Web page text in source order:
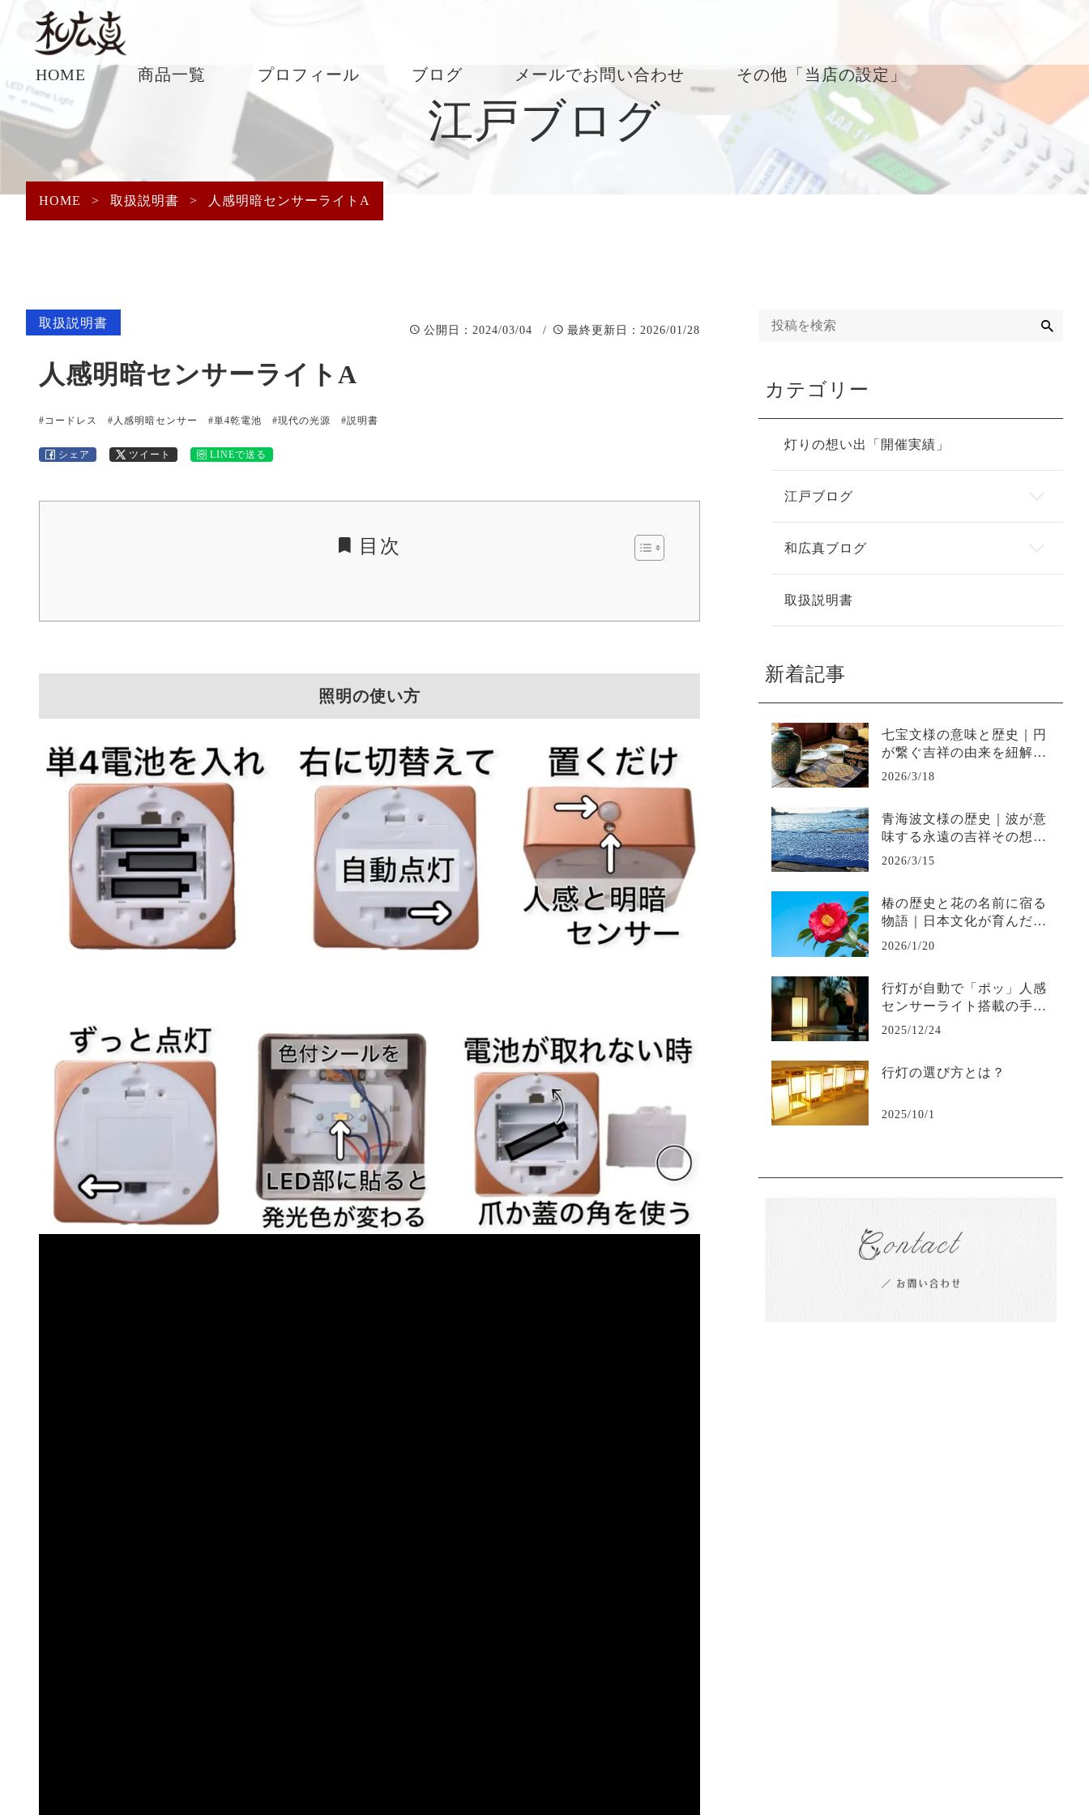
HOME 商品一覧 プロフィール ブログ
素材の昔話し
江戸に咲く花
メールでお問い合わせ その他「当店の設定」
「法人様」のお届け
当店の梱包について
江戸ブログ
HOME > 取扱説明書 > 人感明暗センサーライトA
取扱説明書
公開日 ：2024/03/04 / 最終更新日 ：2026/01/28
人感明暗センサーライトA
#コードレス #人感明暗センサー #単4乾電池 #現代の光源 #説明書
シェア ツイート LINEで送る
目次
照明の使い方
カテゴリー
灯りの想い出「開催実績」
江戸ブログ
和広真ブログ
取扱説明書
新着記事
七宝文様の意味と歴史｜円
が繋ぐ吉祥の由来を紐解
く。
2026/3/18
青海波文様の歴史｜波が意
味する永遠の吉祥その想い
出とは？
2026/3/15
椿の歴史と花の名前に宿る
物語｜日本文化が育んだ一
輪を贈り物に
2026/1/20
行灯が自動で「ポッ」人感
センサーライト搭載の手作
り和風照明とは？
2025/12/24
行灯の選び方とは？
2025/10/1